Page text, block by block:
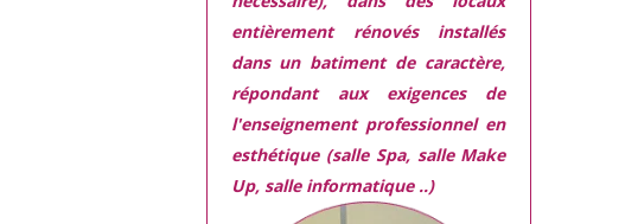
entièrement rénovés installés
dans un batiment de caractère,
répondant aux exigencesde
l'enseignement professionnel en
esthétique (salle Spa, salle Make
Up, salle informatique ..)